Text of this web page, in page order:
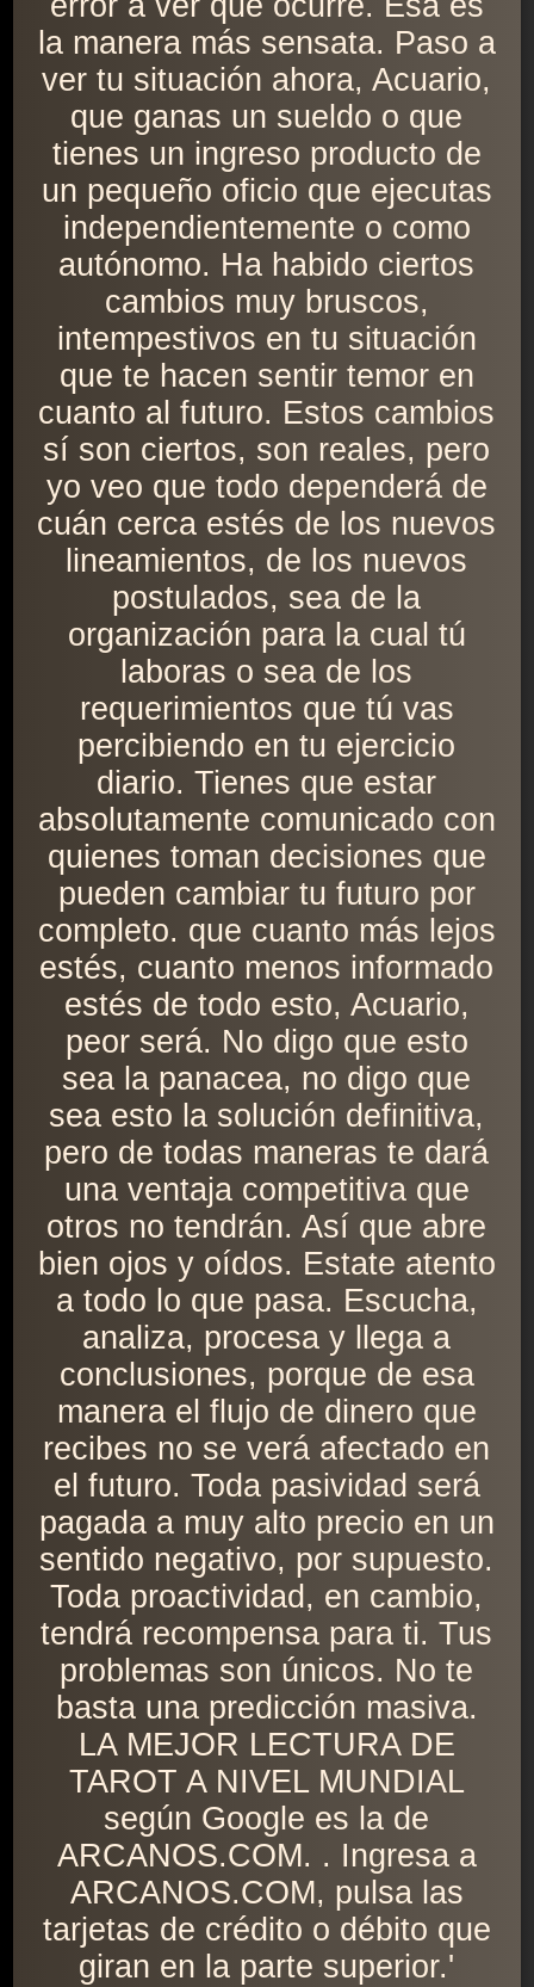
la manera más sensata. Paso a
ver tu situación ahora, Acuario,
que ganas un sueldo o que
tienes un ingreso producto de
un pequeño oficio que ejecutas
independientemente o como
autónomo. Ha habido ciertos
cambios muy bruscos,
intempestivos en tu situación
que te hacen sentir temor en
cuanto al futuro. Estos cambios
sí son ciertos, son reales, pero
yo veo que todo dependerá de
cuán cerca estés de los nuevos
lineamientos, de los nuevos
postulados, sea de la
organización para la cual tú
laboras o sea de los
requerimientos que tú vas
percibiendo en tu ejercicio
diario. Tienes que estar
absolutamente comunicado con
quienes toman decisiones que
pueden cambiar tu futuro por
completo. que cuanto más lejos
estés, cuanto menos informado
estés de todo esto, Acuario,
peor será. No digo que esto
sea la panacea, no digo que
sea esto la solución definitiva,
pero de todas maneras te dará
una ventaja competitiva que
otros no tendrán. Así que abre
bien ojos y oídos. Estate atento
a todo lo que pasa. Escucha,
analiza, procesa y llega a
conclusiones, porque de esa
manera el flujo de dinero que
recibes no se verá afectado en
el futuro. Toda pasividad será
pagada a muy alto precio en un
sentido negativo, por supuesto.
Toda proactividad, en cambio,
tendrá recompensa para ti. Tus
problemas son únicos. No te
basta una predicción masiva.
LA MEJOR LECTURA DE
TAROT A NIVEL MUNDIAL
según Google es la de
ARCANOS.COM. . Ingresa a
ARCANOS.COM, pulsa las
tarjetas de crédito o débito que
giran en la parte superior.'